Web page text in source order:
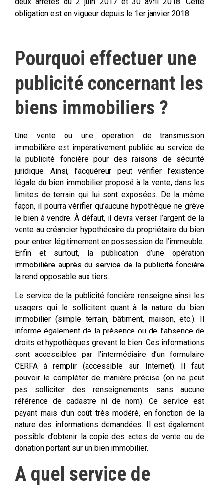
deux arrêtés du 2 juin 2017 et 30 avril 2018. Cette
obligation est en vigueur depuis le 1er janvier 2018.
Pourquoi effectuer une
publicité concernant les
biens immobiliers ?
Une vente ou une opération de transmission
immobilière est impérativement publiée au service de
la publicité foncière pour des raisons de sécurité
juridique. Ainsi, l’acquéreur peut vérifier l’existence
légale du bien immobilier proposé à la vente, dans les
limites de terrain qui lui sont exposées. De la même
façon, il pourra vérifier qu’aucune hypothèque ne grève
le bien à vendre. À défaut, il devra verser l’argent de la
vente au créancier hypothécaire du propriétaire du bien
pour entrer légitimement en possession de l’immeuble.
Enfin et surtout, la publication d’une opération
immobilière auprès du service de la publicité foncière
la rend opposable aux tiers.
Le service de la publicité foncière renseigne ainsi les
usagers qui le sollicitent quant à la nature du bien
immobilier (simple terrain, bâtiment, maison, etc.). Il
informe également de la présence ou de l’absence de
droits et hypothèques grevant le bien. Ces informations
sont accessibles par l’intermédiaire d’un formulaire
CERFA à remplir (accessible sur Internet). Il faut
pouvoir le compléter de manière précise (on ne peut
pas solliciter des renseignements sans aucune
référence de cadastre ni de nom). Ce service est
payant mais d’un coût très modéré, en fonction de la
nature des informations demandées. Il est également
possible d’obtenir la copie des actes de vente ou de
donation portant sur un bien immobilier.
A quel service de